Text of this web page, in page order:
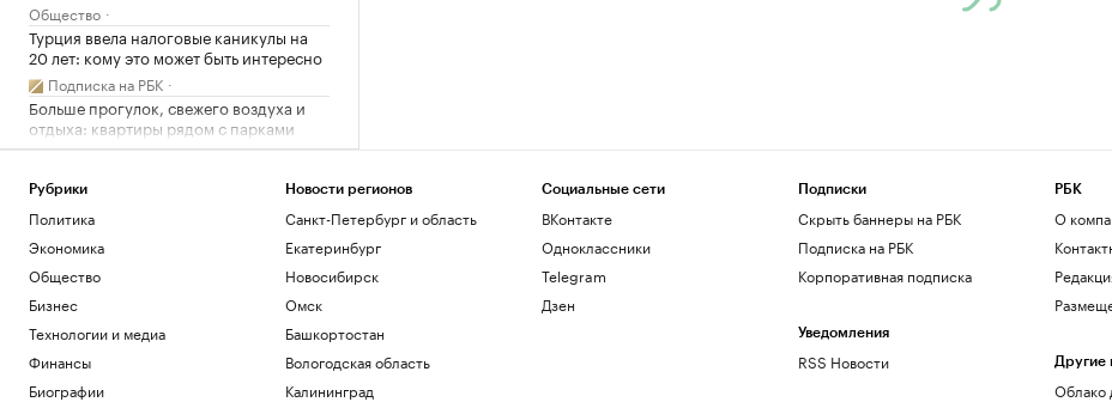
Общество
Турция ввела налоговые каникулы на
20 лет: кому это может быть интересно
Подписка на РБК
Больше прогулок, свежего воздуха и
отдыха: квартиры рядом с парками
РБК и ПИК Серия плюс
Вэнс рассказал о сложностях в
переговорах с Ираном
Политика
ИИ помогает лучшим и вредит
остальным. Как компаниям избежать
ловушки
Подписка на РБК
Рубрики
Политика
Экономика
Общество
Бизнес
Технологии и медиа
Финансы
Биографии
Новости регионов
Санкт-Петербург и область
Екатеринбург
Новосибирск
Омск
Башкортостан
Вологодская область
Калининград
Социальные сети
ВКонтакте
Одноклассники
Telegram
Дзен
Подписки
Скрыть баннеры на РБК
Подписка на РБК
Корпоративная подписка
Уведомления
RSS Новости
РБК
О
Другие
Облако